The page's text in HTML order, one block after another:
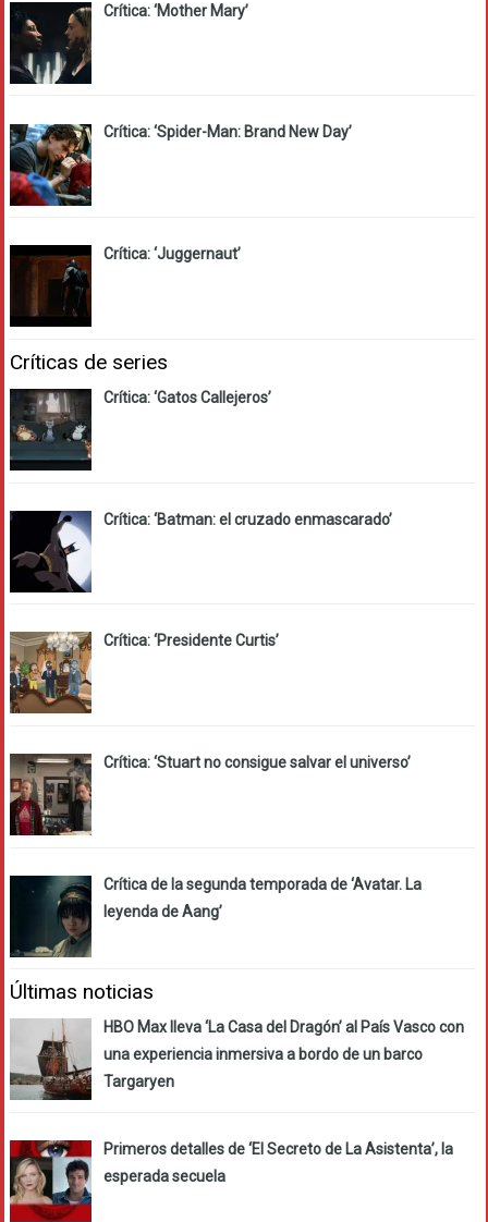
Crítica: ‘Mother Mary’
Crítica: ‘Spider-Man: Brand New Day’
Crítica: ‘Juggernaut’
Críticas de series
Crítica: ‘Gatos Callejeros’
Crítica: ‘Batman: el cruzado enmascarado’
Crítica: ‘Presidente Curtis’
Crítica: ‘Stuart no consigue salvar el universo’
Crítica de la segunda temporada de ‘Avatar. La
leyenda de Aang’
Últimas noticias
HBO Max lleva ‘La Casa del Dragón’ al País Vasco con
una experiencia inmersiva a bordo de un barco
Targaryen
Primeros detalles de ‘El Secreto de La Asistenta’, la
esperada secuela